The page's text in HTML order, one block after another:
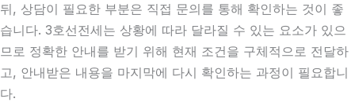
뒤, 상담이 필요한 부분은 직접 문의를 통해 확인하는 것이 좋
습니다. 3호선전세는 상황에 따라 달라질 수 있는 요소가 있으
므로 정확한 안내를 받기 위해 현재 조건을 구체적으로 전달하
고, 안내받은 내용을 마지막에 다시 확인하는 과정이 필요합니
다.